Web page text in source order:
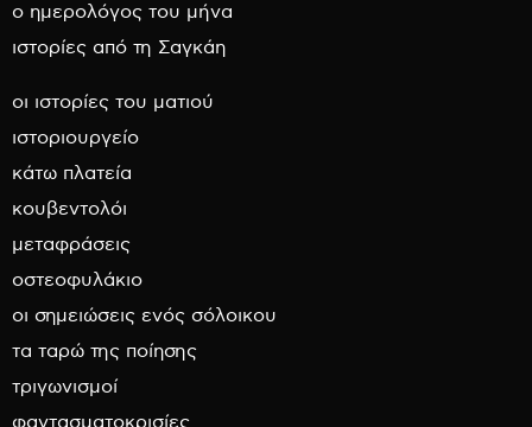
ο ημερολόγος του μήνα
ιστορίες από τη Σαγκάη
οι ιστορίες του ματιού
ιστοριουργείο
κάτω πλατεία
κουβεντολόι
μεταφράσεις
οστεοφυλάκιο
οι σημειώσεις ενός σόλοικου
τα ταρώ της ποίησης
τριγωνισμοί